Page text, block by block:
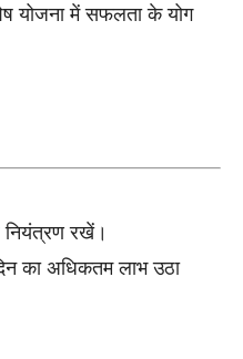
योजना में सफलता के योग
नियंत्रण रखें।
का अधिकतम लाभ उठा